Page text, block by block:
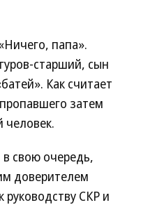
папа».
старший, сын
Как считает
затем
человек.
в свою очередь,
доверителем
СКР и